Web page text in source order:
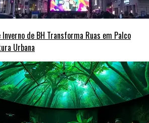
de BH Transforma Ruas em Palco
Urbana